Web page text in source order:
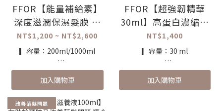
1-2分鐘，然後沖淨。建議與
日常洗護系列產品搭配使用，
效果更好。
(建議1~2週使用一次)
FFOR【能量補給素】
深度滋潤保濕髮膜 水
潤光澤 毛躁受損髮適
用
NT$1,200 ~ NT$2,600
▎容量：200ml/1000ml
▎產品特色：
✔ 天然原料維根純素
✔ 深層護理髮膜，鎖住分岔髮
梢與保護頭髮免於毛躁
加入購物車
FFOR【超強韌精華
30ml】高蛋白濃縮精
華 結構性護髮 抗斷裂
適合細軟髮 脆弱易斷
裂髮
NT$1,400
▎容量：30 ml
▎產品特色：
✔ 維根純素成分
✔ 多功能深層護理濃縮精華
加入購物車
改善落髮問題